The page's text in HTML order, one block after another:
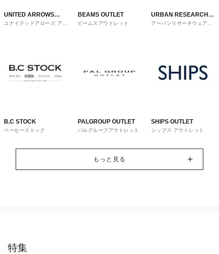
UNITED ARROWS
OUTLET
ユナイテッドアローズ アウ
BEAMS OUTLET
ビームスアウトレット
URBAN RESEARCH
ware house
アーバンリサーチウェアハ
B.C STOCK
ベーセーストック
PALGROUP OUTLET
パルグループアウトレット
SHIPS OUTLET
シップス アウトレット
もっと見る
特集